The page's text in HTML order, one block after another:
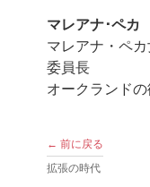
マレアナ･ペカ
マレアナ・ペ
委員長
オークランド
← 前に戻る
拡張の時代